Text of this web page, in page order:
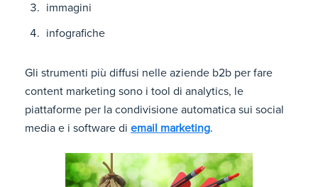
immagini
infografiche
Gli strumenti più diffusi nelle aziende b2b per fare
content marketing sono i tool di analytics, le
piattaforme per la condivisione automatica sui social
media e i software di email marketing.